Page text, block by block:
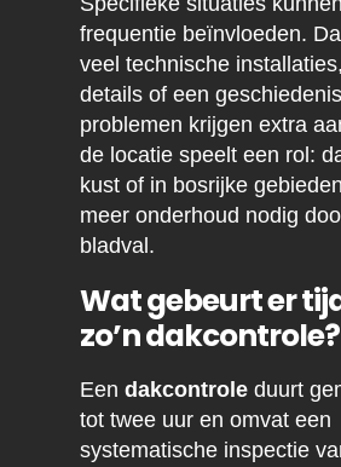
frequentie beïnvloeden.
veel technische
details of een
problemen krijgen extra
de locatie speelt een rol:
kust of in bosrijke
meer onderhoud nodig
bladval.
Wat gebeurt er
zo’n dakcontrole?
Een dakcontroleduurt
tot twee uur en omvat een
systematische inspectie